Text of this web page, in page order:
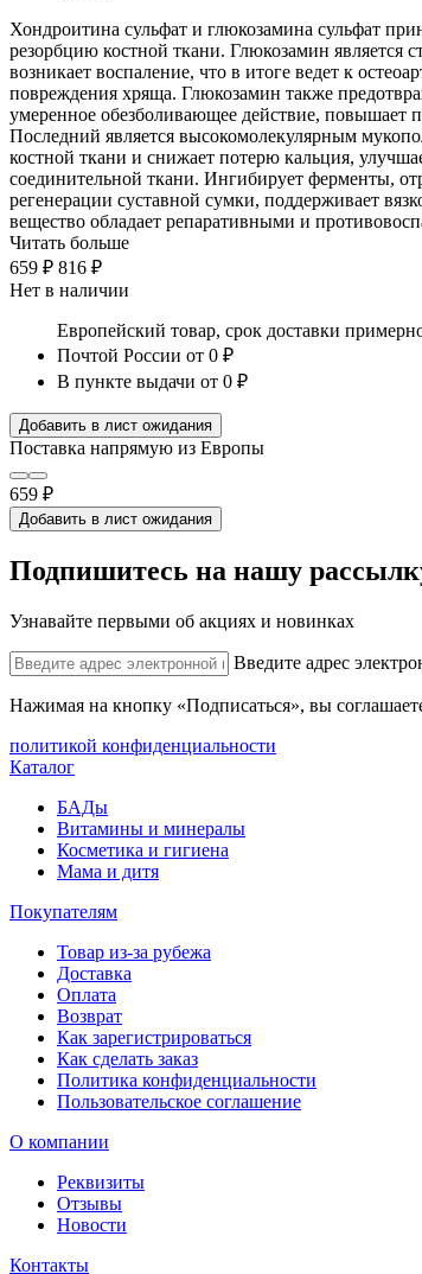
Хондроитина сульфат и глюкозамина сульфат
резорбцию костной ткани. Глюкозамин является
возникает воспаление, что в итоге ведет к
повреждения хряща. Глюкозамин также
умеренное обезболивающее действие, повышает
Последний является высокомолекулярным
костной ткани и снижает потерю кальция,
соединительной ткани. Ингибирует ферменты,
регенерации суставной сумки, поддерживает
вещество обладает репаративными и
Читать больше
659 ₽ 816 ₽
Нет в наличии
Европейский товар, срок доставки
Почтой России от 0 ₽
В пункте выдачи от 0 ₽
Добавить в лист ожидания
Поставка напрямую из Европы
659 ₽
Добавить в лист ожидания
Подпишитесь на нашу
Узнавайте первыми об акциях и новинках
Введите адрес
Нажимая на кнопку «Подписаться», вы
политикой конфиденциальности
Каталог
БАДы
Витамины и минералы
Косметика и гигиена
Мама и дитя
Покупателям
Товар из-за рубежа
Доставка
Оплата
Возврат
Как зарегистрироваться
Как сделать заказ
Политика конфиденциальности
Пользовательское соглашение
О компании
Реквизиты
Отзывы
Новости
Контакты